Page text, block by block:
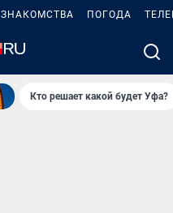
ЗНАКОМСТВА ПОГОДА
Кто решает какой будет Уфа?